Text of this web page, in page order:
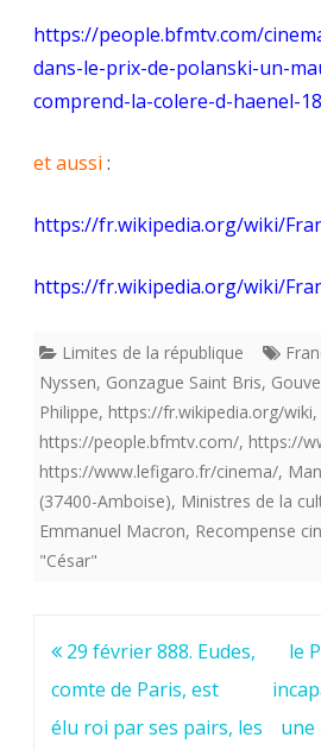
https://people.bfmtv.com/
dans-le-prix-de-polanski-un-
comprend-la-colere-d-haenel-
et aussi :
https://fr.wikipedia.org/wiki/
https://fr.wikipedia.org/wiki/
Limites de la république
Nyssen, Gonzague Saint Bris,
Philippe, https://fr.wikipedia.org/wiki,
https://people.bfmtv.com/, https://
https://www.lefigaro.fr/cinema/,
(37400-Amboise), Ministres de la
Emmanuel Macron, Recompense
"César"
Navigation
de
l’article
29 février 888. Eudes,
comte de Paris, est
élu roi par ses pairs, les
le
une